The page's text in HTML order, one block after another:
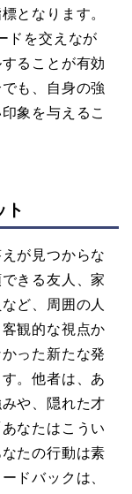
となります。
ドを交えなが
ることが有効
も、自身の強
象を与えるこ
ト
が見つからな
きる友人、家
ど、周囲の人
観的な視点か
った新たな発
。他者は、あ
や、隠れた才
なたはこうい
たの行動は素
ドバックは、